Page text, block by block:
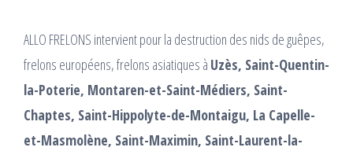
ALLO FRELONS intervient pour la destruction des nids de guêpes,
frelons européens, frelons asiatiques à Uzès, Saint-Quentin-
la-Poterie, Montaren-et-Saint-Médiers, Saint-
Chaptes, Saint-Hippolyte-de-Montaigu, La Capelle-
et-Masmolène, Saint-Maximin, Saint-Laurent-la-